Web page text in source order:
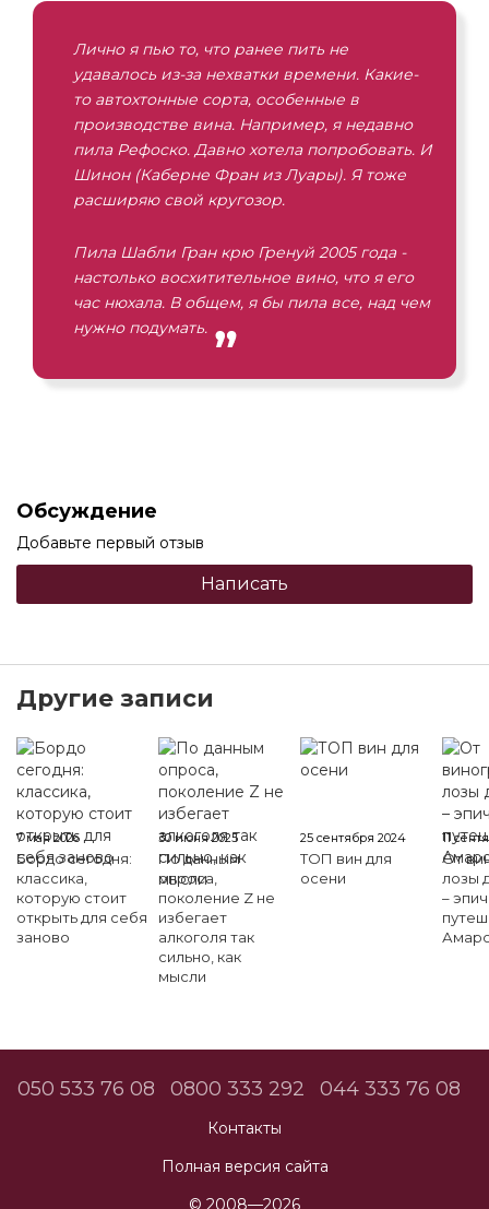
Лично я пью то, что ранее пить не
удавалось из-за нехватки времени. Какие-
то автохтонные сорта, особенные в
производстве вина. Например, я недавно
пила Рефоско. Давно хотела попробовать. И
Шинон (Каберне Фран из Луары). Я тоже
расширяю свой кругозор.
Пила Шабли Гран крю Гренуй 2005 года -
настолько восхитительное вино, что я его
час нюхала. В общем, я бы пила все, над чем
нужно подумать.
Обсуждение
Добавьте первый отзыв
Написать
Другие записи
7 мая 2026
Бордо сегодня:
классика,
которую стоит
открыть для себя
заново
30 июня 2025
По данным
опроса,
поколение Z не
избегает
алкоголя так
сильно, как
мысли
25 сентября 2024
ТОП вин для
осени
11
От
лозы
–
050 533 76 08 0800 333 292 044 333 76 08
Контакты
Полная версия сайта
© 2008—2026